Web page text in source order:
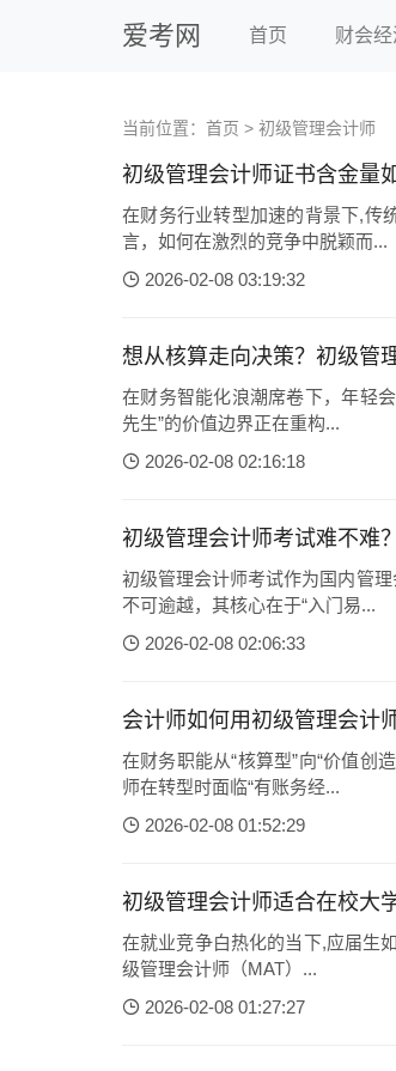
爱考网 首页 财会
当前位置： 首页 > 初级管理会计师
初级管理会计师证书含金量
在财务行业转型加速的背景下,传
言，如何在激烈的竞争中脱颖而...
2026-02-08 03:19:32
想从核算走向决策？初级管
在财务智能化浪潮席卷下，年轻
先生”的价值边界正在重构...
2026-02-08 02:16:18
初级管理会计师考试难不难
初级管理会计师考试作为国内管
不可逾越，其核心在于“入门易...
2026-02-08 02:06:33
会计师如何用初级管理会计
在财务职能从“核算型”向“价值创
师在转型时面临“有账务经...
2026-02-08 01:52:29
初级管理会计师适合在校大
在就业竞争白热化的当下,应届生
级管理会计师（MAT）...
2026-02-08 01:27:27